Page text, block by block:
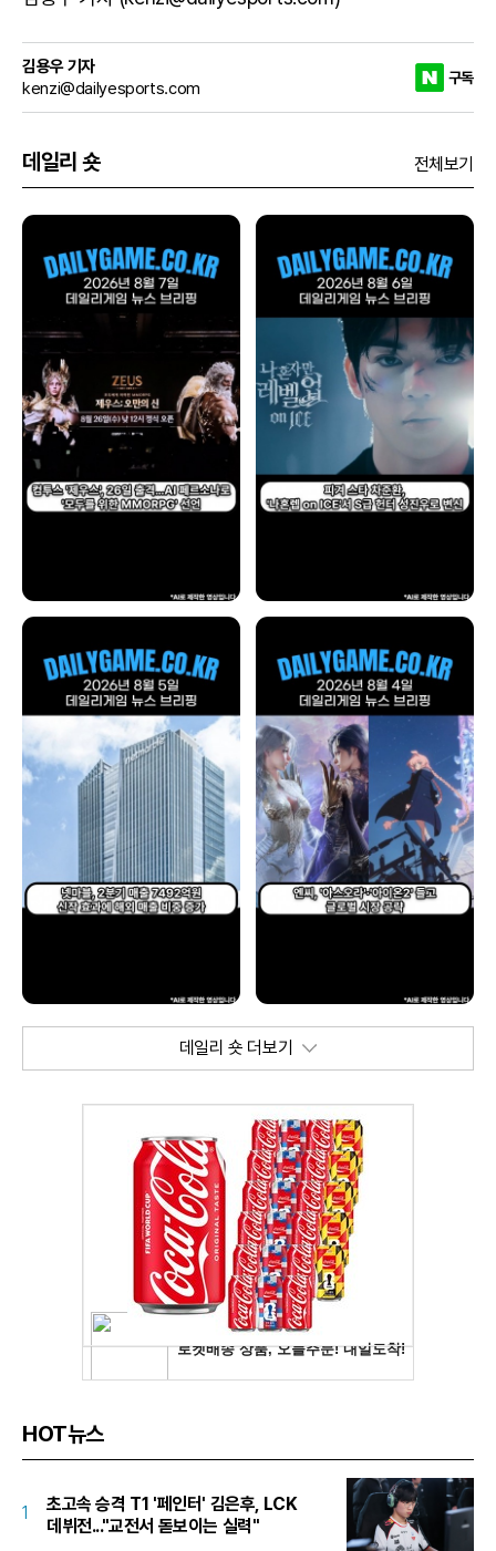
김용우 기자
kenzi@dailyesports.com
구독
데일리 숏 전체보기
데일리 숏 더보기
HOT뉴스
1
초고속 승격 T1 '페인터' 김은후, LCK
데뷔전..."교전서 돋보이는 실력"